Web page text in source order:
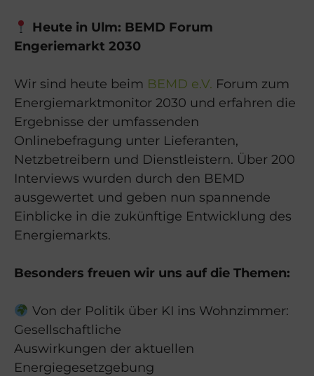
Heute in Ulm: BEMD Forum
Engeriemarkt 2030
Wir sind heute beim BEMD e.V. Forum zum
Energiemarktmonitor 2030 und erfahren die
Ergebnisse der umfassenden
Onlinebefragung unter Lieferanten,
Netzbetreibern und Dienstleistern. Über 200
Interviews wurden durch den BEMD
ausgewertet und geben nun spannende
Einblicke in die zukünftige Entwicklung des
Energiemarkts.
Besonders freuen wir uns auf die Themen:
Von der Politik über KI ins Wohnzimmer:
Gesellschaftliche
Auswirkungen der aktuellen
Energiegesetzgebung